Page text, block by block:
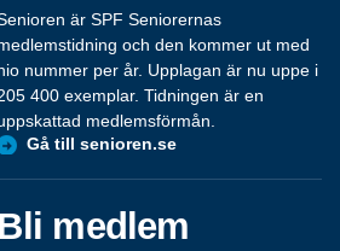
är SPF Seniorernas
och den kommer ut med
nummer per år. Upplagan är nu uppe i
400 exemplar. Tidningen är en
medlemsförmån.
Gå till senioren.se
Bli medlem